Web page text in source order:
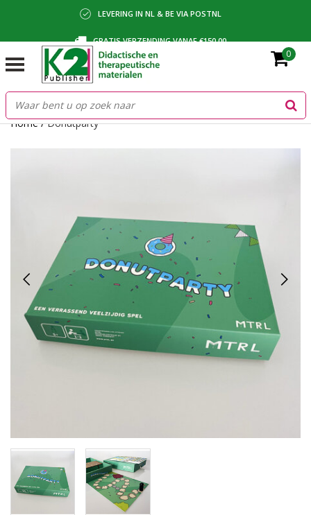
LEVERING IN NL & BE VIA POSTNL
GRATIS VERZENDING VANAF €150,00
BETALING VIA IDEAL, BANCONTACT OF FACTUUR
0
Home/Donutparty